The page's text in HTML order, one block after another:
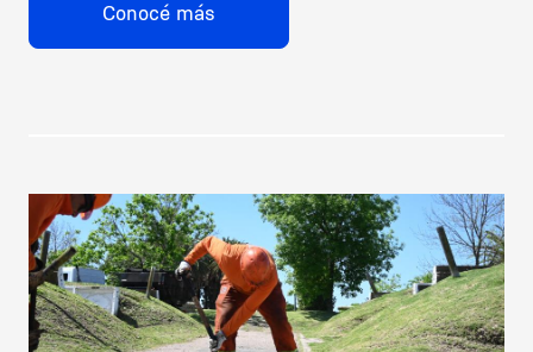
Conocé más
Image